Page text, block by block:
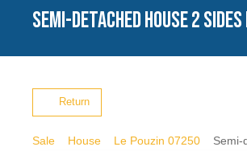
Semi-detached house 2
Return
Sale House Le Pouzin 07250 Semi-